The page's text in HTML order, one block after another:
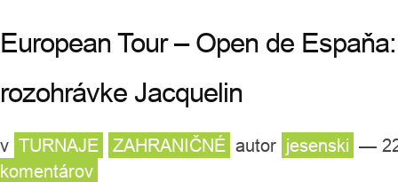
European Tour – Open de
rozohrávke Jacquelin
v TURNAJE ZAHRANIČNÉ autor jesenski —
komentárov